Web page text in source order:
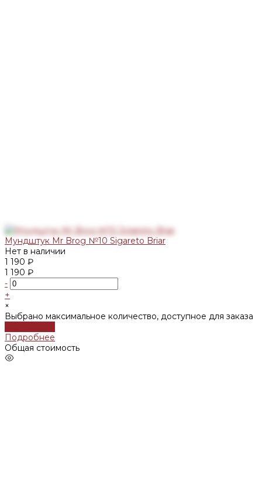
Мундштук Mr Brog №10 Sigareto Briar
Нет в наличии
1 190 ₽
1 190 ₽
-
+
×
Выбрано максимальное количество, доступное для заказа
Подробнее
Общая стоимость